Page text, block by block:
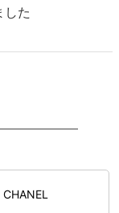
した
CHANEL